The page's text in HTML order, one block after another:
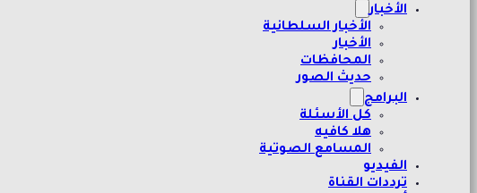
الأخبار
الأخبار السلطانية
الأخبار
المحافظات
حديث الصور
البرامج
كل الأسئلة
هلا كافيه
المسامع الصوتية
الفيديو
ترددات القناة